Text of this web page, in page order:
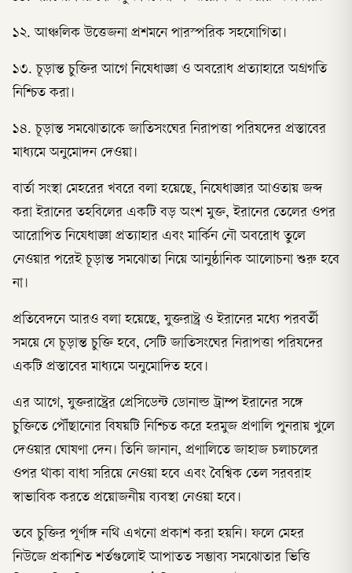
১২. আঞ্চলিক উত্তেজনা প্রশমনে পারস্পরিক সহযোগিতা।
১৩. চূড়ান্ত চুক্তির আগে নিষেধাজ্ঞা ও অবরোধ প্রত্যাহারে অগ্রগতি
নিশ্চিত করা।
১৪. চূড়ান্ত সমঝোতাকে জাতিসংঘের নিরাপত্তা পরিষদের প্রস্তাবের
মাধ্যমে অনুমোদন দেওয়া।
বার্তা সংস্থা মেহরের খবরে বলা হয়েছে, নিষেধাজ্ঞার আওতায় জব্দ
করা ইরানের তহবিলের একটি বড় অংশ মুক্ত, ইরানের তেলের ওপর
আরোপিত নিষেধাজ্ঞা প্রত্যাহার এবং মার্কিন নৌ অবরোধ তুলে
নেওয়ার পরেই চূড়ান্ত সমঝোতা নিয়ে আনুষ্ঠানিক আলোচনা শুরু হবে
না।
প্রতিবেদনে আরও বলা হয়েছে, যুক্তরাষ্ট্র ও ইরানের মধ্যে পরবর্তী
সময়ে যে চূড়ান্ত চুক্তি হবে, সেটি জাতিসংঘের নিরাপত্তা পরিষদের
একটি প্রস্তাবের মাধ্যমে অনুমোদিত হবে।
এর আগে, যুক্তরাষ্ট্রের প্রেসিডেন্ট ডোনাল্ড ট্রাম্প ইরানের সঙ্গে
চুক্তিতে পৌঁছানোর বিষয়টি নিশ্চিত করে হরমুজ প্রণালি পুনরায় খুলে
দেওয়ার ঘোষণা দেন। তিনি জানান, প্রণালিতে জাহাজ চলাচলের
ওপর থাকা বাধা সরিয়ে নেওয়া হবে এবং বৈশ্বিক তেল সরবরাহ
স্বাভাবিক করতে প্রয়োজনীয় ব্যবস্থা নেওয়া হবে।
তবে চুক্তির পূর্ণাঙ্গ নথি এখনো প্রকাশ করা হয়নি। ফলে মেহর
নিউজে প্রকাশিত শর্তগুলোই আপাতত সম্ভাব্য সমঝোতার ভিত্তি